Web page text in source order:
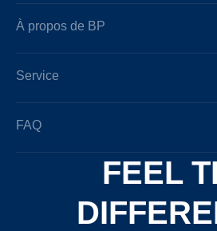
À propos de BP
Service
FAQ
FEEL